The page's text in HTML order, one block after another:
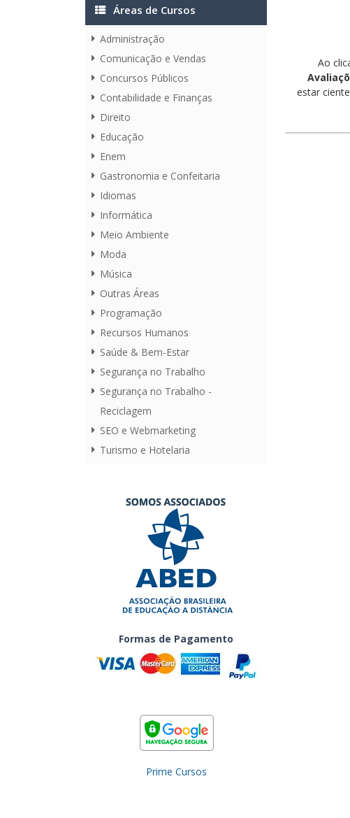
Áreas de Cursos
Administração
Comunicação e Vendas
Concursos Públicos
Contabilidade e Finanças
Direito
Educação
Enem
Gastronomia e Confeitaria
Idiomas
Informática
Meio Ambiente
Moda
Música
Outras Áreas
Programação
Recursos Humanos
Saúde & Bem-Estar
Segurança no Trabalho
Segurança no Trabalho -
Reciclagem
SEO e Webmarketing
Turismo e Hotelaria
Formas de Pagamento
Prime Cursos
Ao
estar